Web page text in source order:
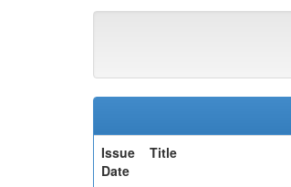
Issue
Date
Title